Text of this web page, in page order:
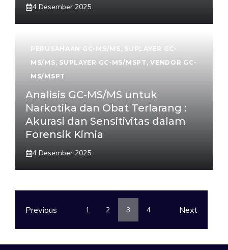
4 Desember 2025
PERUSAHAAN GC-MS/MS, SUPLAYER GC-
MS/MS, SUPLAYER GC-MS/MSPT ,VENDOR GC-
MS/MSPT
Analisis GC-MS/MS untuk
Narkotika dan Obat Terlarang :
Akurasi dan Sensitivitas dalam
Forensik Kimia
4 Desember 2025
Previous 1 2 3 4 Next